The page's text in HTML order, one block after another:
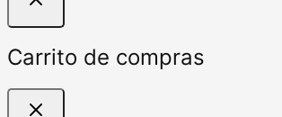
Carrito de compras